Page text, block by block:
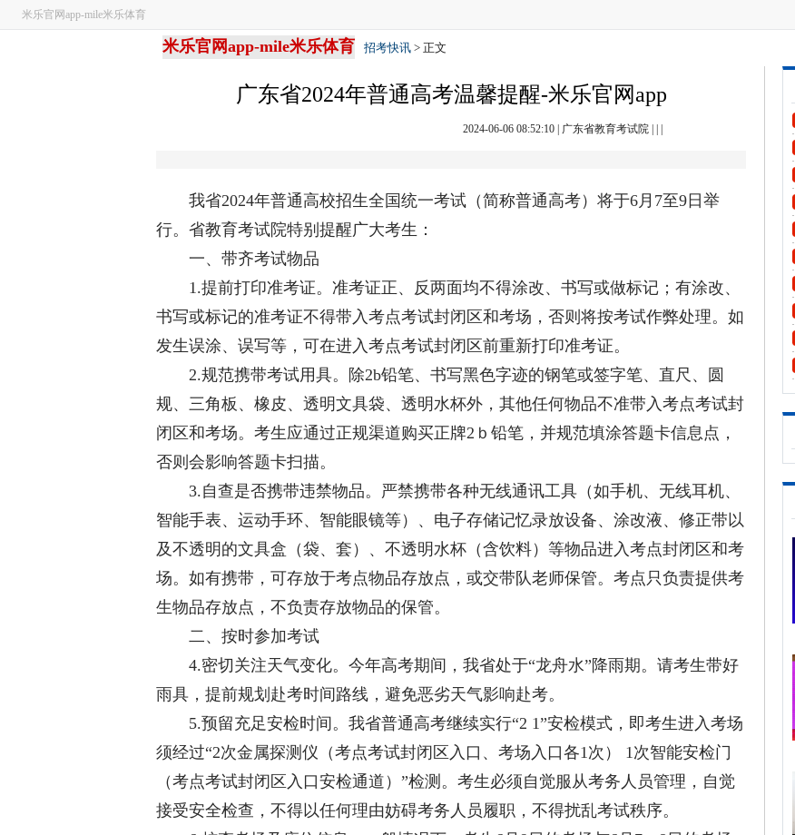
米乐官网app-mile米乐体育
米乐官网app-mile米乐体育 招考快讯 > 正文
广东省2024年普通高考温馨提醒-米乐官网app
2024-06-06 08:52:10 广东省教育考试院
我省2024年普通高校招生全国统一考试（简称普通高考）将于6月7至9日举
行。省教育考试院特别提醒广大考生：
一、带齐考试物品
1.提前打印准考证。准考证正、反两面均不得涂改、书写或做标记；有涂改、
书写或标记的准考证不得带入考点考试封闭区和考场，否则将按考试作弊处理。如
发生误涂、误写等，可在进入考点考试封闭区前重新打印准考证。
2.规范携带考试用具。除2b铅笔、书写黑色字迹的钢笔或签字笔、直尺、圆
规、三角板、橡皮、透明文具袋、透明水杯外，其他任何物品不准带入考点考试封
闭区和考场。考生应通过正规渠道购买正牌2ｂ铅笔，并规范填涂答题卡信息点，
否则会影响答题卡扫描。
3.自查是否携带违禁物品。严禁携带各种无线通讯工具（如手机、无线耳机、
智能手表、运动手环、智能眼镜等）、电子存储记忆录放设备、涂改液、修正带以
及不透明的文具盒（袋、套）、不透明水杯（含饮料）等物品进入考点封闭区和考
场。如有携带，可存放于考点物品存放点，或交带队老师保管。考点只负责提供考
生物品存放点，不负责存放物品的保管。
二、按时参加考试
4.密切关注天气变化。今年高考期间，我省处于“龙舟水”降雨期。请考生带好
雨具，提前规划赴考时间路线，避免恶劣天气影响赴考。
5.预留充足安检时间。我省普通高考继续实行“2 1”安检模式，即考生进入考场
须经过“2次金属探测仪（考点考试封闭区入口、考场入口各1次） 1次智能安检门
（考点考试封闭区入口安检通道）”检测。考生必须自觉服从考务人员管理，自觉
接受安全检查，不得以任何理由妨碍考务人员履职，不得扰乱考试秩序。